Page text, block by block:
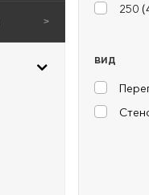
>
250 (
ВИД